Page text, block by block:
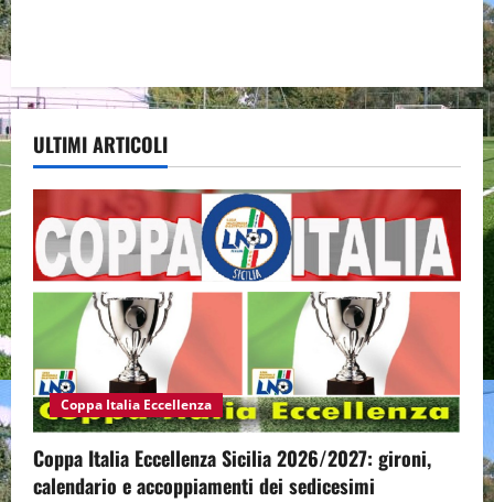
ULTIMI ARTICOLI
Coppa Italia Eccellenza
Coppa Italia Eccellenza Sicilia 2026/2027: gironi,
calendario e accoppiamenti dei sedicesimi